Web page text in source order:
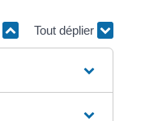
Tout déplier